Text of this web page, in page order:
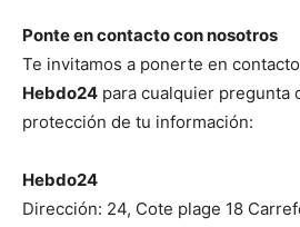
Ponte en contacto con nosotros
Te invitamos a ponerte en
Hebdo24 para cualquier pregunta
protección de tu información:
Hebdo24
Dirección: 24, Cote plage 18